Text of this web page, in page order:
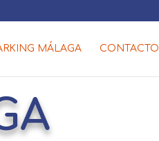
MÁLAGA CONTACTO